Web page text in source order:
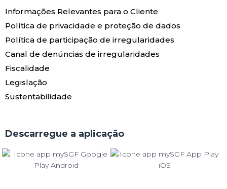
Informações Relevantes para o Cliente
Política de privacidade e proteção de dados
Política de participação de irregularidades
Canal de denúncias de irregularidades
Fiscalidade
Legislação
Sustentabilidade
Descarregue a aplicação